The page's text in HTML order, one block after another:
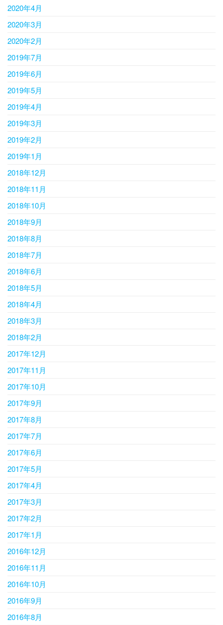
2020年4月
2020年3月
2020年2月
2019年7月
2019年6月
2019年5月
2019年4月
2019年3月
2019年2月
2019年1月
2018年12月
2018年11月
2018年10月
2018年9月
2018年8月
2018年7月
2018年6月
2018年5月
2018年4月
2018年3月
2018年2月
2017年12月
2017年11月
2017年10月
2017年9月
2017年8月
2017年7月
2017年6月
2017年5月
2017年4月
2017年3月
2017年2月
2017年1月
2016年12月
2016年11月
2016年10月
2016年9月
2016年8月